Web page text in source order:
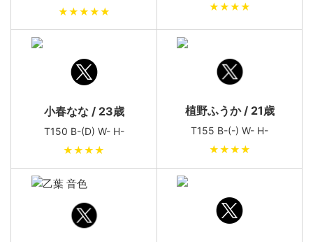
★★★★★
★★★★
小春なな / 23歳
T150 B-(D) W- H-
★★★★
植野ふうか / 21歳
T155 B-(-) W- H-
★★★★